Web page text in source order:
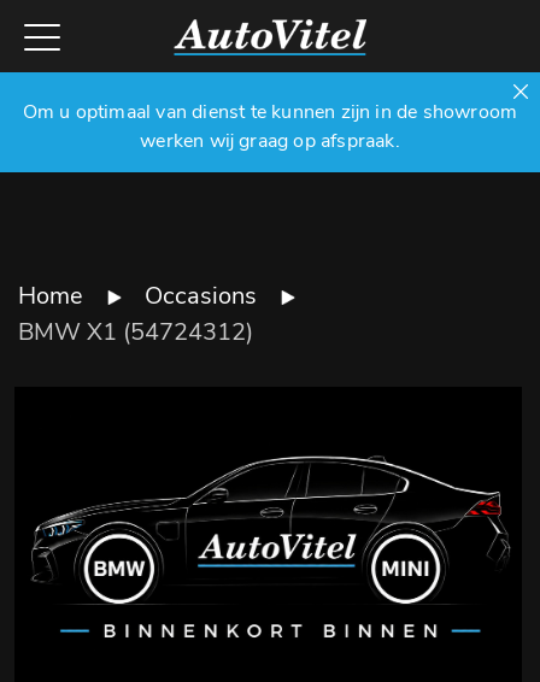
Om u optimaal van dienst te kunnen zijn in de showroom
werken wij graag op afspraak.
Home
Occasions
BMW X1 (54724312)